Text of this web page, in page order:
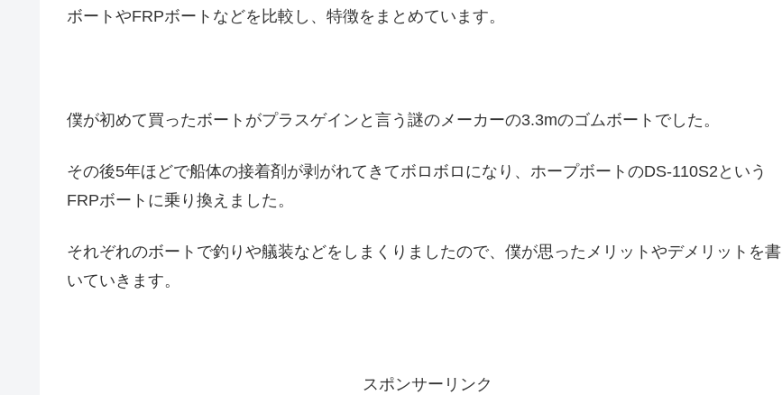
ボートやFRPボートなどを比較し、特徴をまとめています。
僕が初めて買ったボートがプラスゲインと言う謎のメーカーの3.3mのゴムボートでした。
その後5年ほどで船体の接着剤が剥がれてきてボロボロになり、ホープボートのDS-110S2という
FRPボートに乗り換えました。
それぞれのボートで釣りや艤装などをしまくりましたので、僕が思ったメリットやデメリットを書
いていきます。
スポンサーリンク